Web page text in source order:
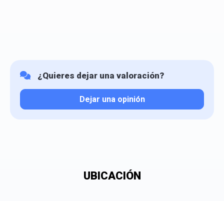
¿Quieres dejar una valoración?
Dejar una opinión
¿Qué puntuación le das?UBICACIÓN